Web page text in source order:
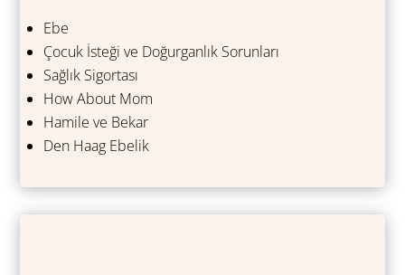
Ebe
Çocuk İsteği ve Doğurganlık Sorunları
Sağlık Sigortası
How About Mom
Hamile ve Bekar
Den Haag Ebelik